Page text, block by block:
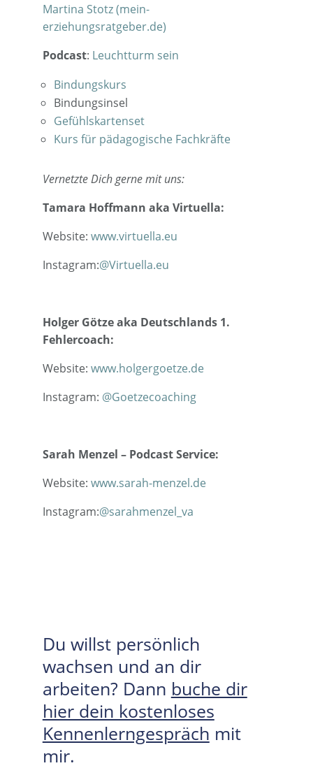
Martina Stotz (mein-
erziehungsratgeber.de)
Podcast: Leuchtturm sein
Bindungskurs
Bindungsinsel
Gefühlskartenset
Kurs für pädagogische Fachkräfte
Vernetzte Dich gerne mit uns:
Tamara Hoffmann aka Virtuella:
Website: www.virtuella.eu
Instagram:@Virtuella.eu
Holger Götze aka Deutschlands 1.
Fehlercoach:
Website: www.holgergoetze.de
Instagram: @Goetzecoaching
Sarah Menzel – Podcast Service:
Website: www.sarah-menzel.de
Instagram:@sarahmenzel_va
Du willst persönlich
wachsen und an dir
arbeiten? Dann buche dir
hier dein kostenloses
Kennenlerngespräch mit
mir.